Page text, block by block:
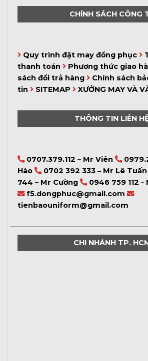
CHÍNH SÁCH CÔNG
Quy trình đặt may đồng phục
thanh toán
Phương thức giao
sách đổi trả hàng
Chính sách
tin
SITEMAP XƯỞNG MAY VÀ
THÔNG TIN LIÊN
0707.379.112 – Mr Viên
Hào
0702 392 333 – Mr Lê Tuấn
744 – Mr Cường
0946 759 112
f5.dongphuc@gmail.com
tienbaouniform@gmail.com
CHI NHÁNH TP.